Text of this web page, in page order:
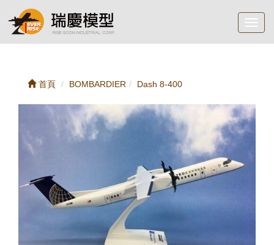
首頁 BOMBARDIER Dash 8-400